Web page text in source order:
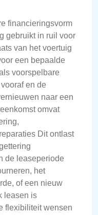
financieringsvorm
gebruikt in ruil voor
van het voertuig
een bepaalde
voorspelbare
en de
naar een
omvat
Dit ontlast
de leaseperiode
het
of een nieuw
leasen is
flexibiliteit wensen